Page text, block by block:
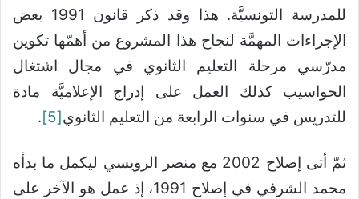
للمدرسة التونسيَّة. هذا وقد ذكر قانون 1991 بعض
الإجراءات المهمَّة لنجاح هذا المشروع من أهمّها تكوين
مدرّسي مرحلة التعليم الثانوي في مجال اشتغال
الحواسيب كذلك العمل على إدراج الإعلاميَّة مادة
للتدريس في سنوات الرابعة من التعليم الثانوي[5]
.
ثمّ أتى إصلاح 2002 مع منصر الرويسي ليكمل ما بدأه
محمد الشرفي في إصلاح 1991، إذ عمل هو الآخر على